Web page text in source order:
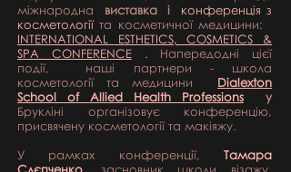
міжнародна
виставка і
конференція з
косметології та косметичної медицини:
INTERNATIONAL ESTHETICS, COSMETICS &
SPA CONFERENCE.
Напередодні цієї
події,
наші партнери - школа
косметології та медицини
Dialexton
School of Allied Health Professions
у
Брукліні
організовує
конференцію,
присвячену косметології та макіяжу.
У рамках конференції,
Тамара